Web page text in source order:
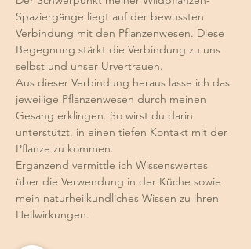
Spaziergänge liegt auf der bewussten
Verbindung mit den Pflanzenwesen. Diese
Begegnung stärkt die Verbindung zu uns
selbst und unser Urvertrauen.
Aus dieser Verbindung heraus lasse ich das
jeweilige Pflanzenwesen durch meinen
Gesang erklingen. So wirst du darin
unterstützt, in einen tiefen Kontakt mit der
Pflanze zu kommen.
Ergänzend vermittle ich Wissenswertes
über die Verwendung in der Küche sowie
mein naturheilkundliches Wissen zu ihren
Heilwirkungen.